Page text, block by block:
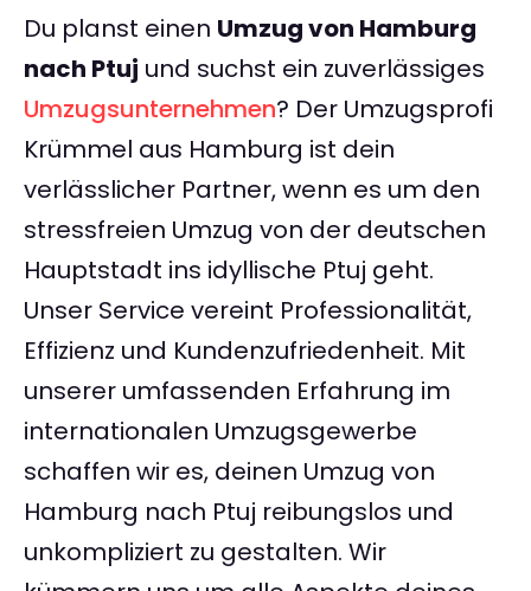
Du planst einen Umzug von Hamburg
nach Ptuj und suchst ein zuverlässiges
Umzugsunternehmen? Der Umzugsprofi
Krümmel aus Hamburg ist dein
verlässlicher Partner, wenn es um den
stressfreien Umzug von der deutschen
Hauptstadt ins idyllische Ptuj geht.
Unser Service vereint Professionalität,
Effizienz und Kundenzufriedenheit. Mit
unserer umfassenden Erfahrung im
internationalen Umzugsgewerbe
schaffen wir es, deinen Umzug von
Hamburg nach Ptuj reibungslos und
unkompliziert zu gestalten. Wir